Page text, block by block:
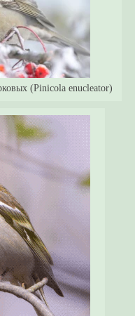
(Pinicola enucleator)